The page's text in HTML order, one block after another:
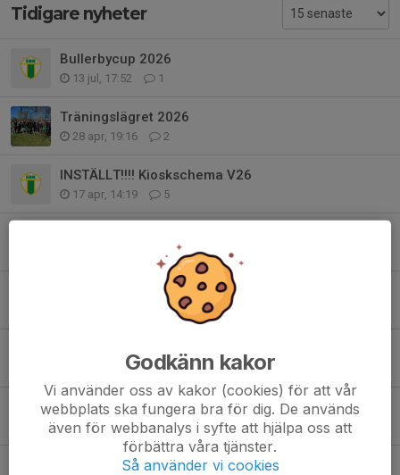
Tidigare nyheter
Bullerbycup 2026
13 jul, 17:52 1
Träningslägret 2026
28 apr, 19:16 2
INSTÄLLT!!!! Kioskschema V26
17 apr, 14:19 5
0
0
31 mar, 18:52 1
Möjlighet att boka mat till futsal 1/3
21 feb, 08:23 0
Nya matchtröjor!
Godkänn kakor
Vi använder oss av kakor (cookies) för att vår
webbplats ska fungera bra för dig. De används
även för webbanalys i syfte att hjälpa oss att
förbättra våra tjänster.
Så använder vi cookies